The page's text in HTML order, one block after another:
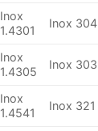
Inox
1.4301
Inox 304
Inox
1.4305
Inox 303
Inox
1.4541
Inox 321